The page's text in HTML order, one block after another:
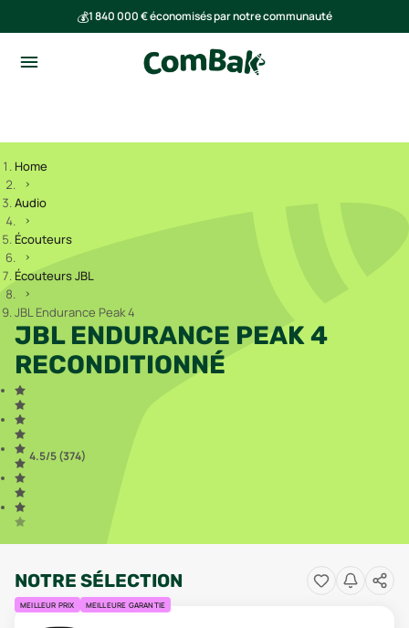
💰1 840 000 € économisés par notre communauté
Home
Audio
Écouteurs
Écouteurs JBL
JBL Endurance Peak 4
JBL ENDURANCE PEAK 4
RECONDITIONNÉ
4.5/5 (374)
NOTRE SÉLECTION
MEILLEUR PRIX MEILLEURE GARANTIE